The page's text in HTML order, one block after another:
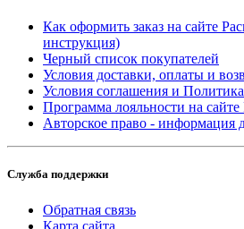
Как оформить заказ на сайте
инструкция)
Черный список покупателей
Условия доставки, оплаты и
Условия соглашения и Политика
Программа лояльности на сайте
Авторское право - информация
Служба поддержки
Обратная связь
Карта сайта